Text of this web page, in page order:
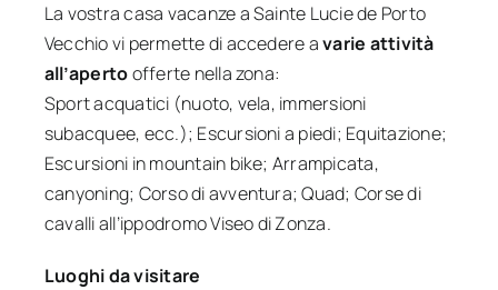
La vostra casa vacanze a Sainte Lucie de Porto
Vecchio vi permette di accedere avarie attività
all’apertoofferte nella zona:
Sport acquatici (nuoto, vela, immersioni
subacquee, ecc.); Escursioni a piedi; Equitazione;
Escursioni in mountain bike; Arrampicata,
canyoning; Corso di avventura; Quad; Corse di
cavalli all’ippodromo Viseo di Zonza.
Luoghi da visitare